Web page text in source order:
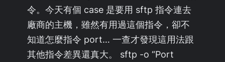
令。今天有個 case 是要用 sftp 指令連去
廠商的主機，雖然有用過這個指令，卻不
知道怎麼指令 port… 一查才發現這用法跟
其他指令差異還真大。 sftp -o “Port